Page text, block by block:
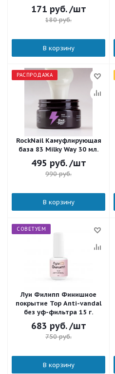
NB#16
171 руб. /шт
180руб.
В корзину
РАСПРОДАЖА
RockNail Камуфлирующая
база 83 Milky Way 30 мл.
495 руб. /шт
990руб.
В корзину
СОВЕТУЕМ
Луи Филипп Финишное
покрытие Top Anti-vandal
без уф-фильтра 15 г.
683 руб. /шт
750руб.
В корзину